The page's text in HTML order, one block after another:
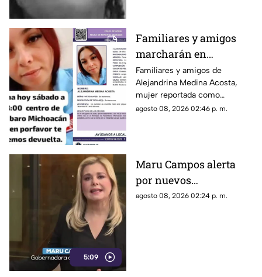
Familiares y amigos
marcharán en
Tacámbaro para exigir
la localización de
Alejandrina Medina
Familiares y amigos de
Alejandrina Medina Acosta,
mujer reportada como
desaparecida en Tacámbaro,
agosto 08, 2026 02:46 p. m.
5:09
Maru Campos alerta
por nuevos
lineamientos: “Podrían
agosto 08, 2026 02:24 p. m.